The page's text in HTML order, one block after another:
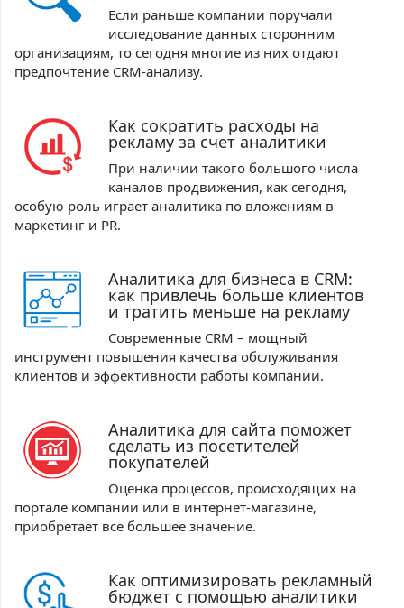
Если раньше компании поручали
исследование данных сторонним
организациям, то сегодня многие из них отдают
предпочтение CRM-анализу.
Как сократить расходы на
рекламу за счет аналитики
При наличии такого большого числа
каналов продвижения, как сегодня,
особую роль играет аналитика по вложениям в
маркетинг и PR.
Аналитика для бизнеса в CRM:
как привлечь больше клиентов
и тратить меньше на рекламу
Современные CRM – мощный
инструмент повышения качества обслуживания
клиентов и эффективности работы компании.
Аналитика для сайта поможет
сделать из посетителей
покупателей
Оценка процессов, происходящих на
портале компании или в интернет-магазине,
приобретает все большее значение.
Как оптимизировать рекламный
бюджет с помощью аналитики